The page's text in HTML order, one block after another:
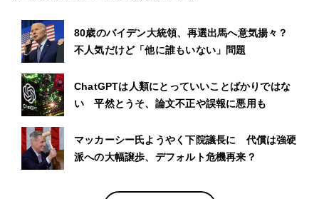
80歳のバイデン大統領、再選出馬へ意気揚々？
不人気だけど「他に誰もいない」問題
ChatGPTは人類にとっていいことばかりではな
い 平然とうそ、論文不正や誤報に悪用も
マッカーシー氏ようやく下院議長に 代償は強硬
派への大幅譲歩、デフォルト危機再来？